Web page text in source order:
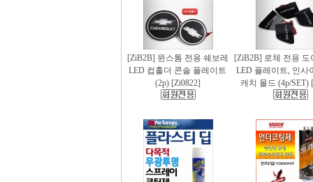
[ZiB2B] 윈스톰 전용 쉐보레
LED 컵홀더 콘솔 플레이트
(2p) [Zi0822]
[ZiB2B] 로체 전용 도
LED 플레이트, 인사
캐치 몰드 (4p/SET)